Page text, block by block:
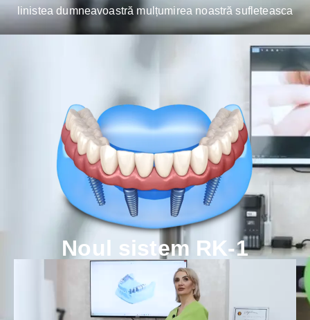
linistea dumneavoastră mulțumirea noastră sufleteasca
Noul sistem RK-1